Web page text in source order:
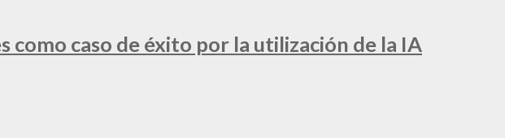
como caso de éxito por la utilización de la IA